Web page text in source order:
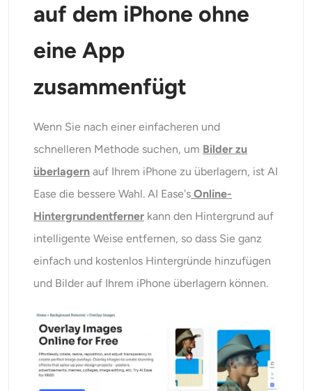
auf dem iPhone ohne
eine App
zusammenfügt
Wenn Sie nach einer einfacheren und
schnelleren Methode suchen, um Bilder zu
überlagern auf Ihrem iPhone zu überlagern, ist AI
Ease die bessere Wahl. AI Ease's Online-
Hintergrundentferner kann den Hintergrund auf
intelligente Weise entfernen, so dass Sie ganz
einfach und kostenlos Hintergründe hinzufügen
und Bilder auf Ihrem iPhone überlagern können.